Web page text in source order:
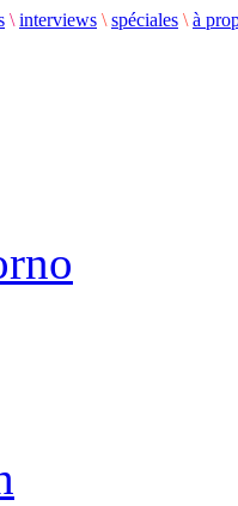
\ interviews \ spéciales \ à